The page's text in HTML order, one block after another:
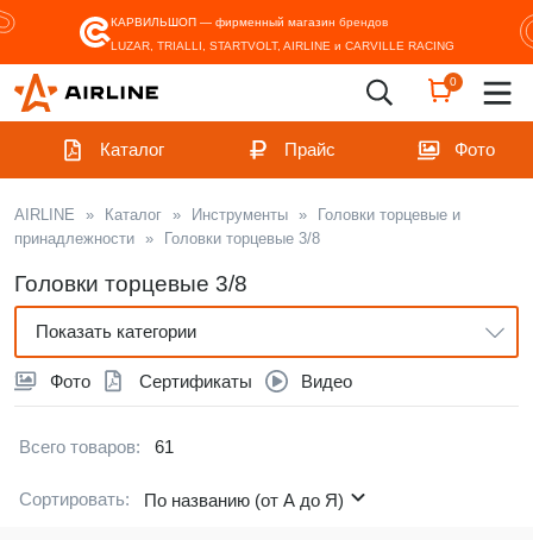
КАРВИЛЬШОП — фирменный магазин брендов
LUZAR, TRIALLI, STARTVOLT, AIRLINE и CARVILLE RACING
0
Каталог Прайс Фото
AIRLINE » Каталог » Инструменты »
Головки торцевые и
принадлежности » Головки торцевые 3/8
Головки торцевые 3/8
Фото Сертификаты Видео
Показать категории
Всего товаров: 61
Сортировать: По названию (от А до Я)